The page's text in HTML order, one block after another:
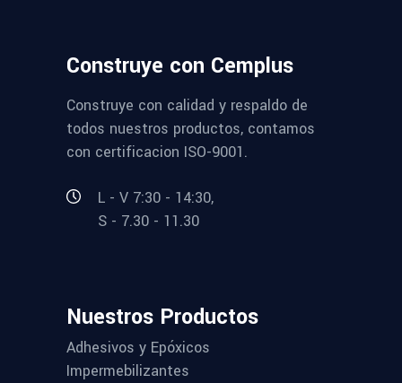
Construye con Cemplus
Construye con calidad y respaldo de
todos nuestros productos, contamos
con certificacion ISO-9001.
L - V 7:30 - 14:30,
S - 7.30 - 11.30
Nuestros Productos
Adhesivos y Epóxicos
Impermebilizantes